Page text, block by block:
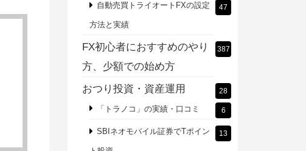
自動売買トライオートFXの設定
方法と実績
47
FX初心者におすすめのやり
方、少額での始め方
387
おつり投資・資産運用 28
「トラノコ」の実績・口コミ 6
SBIネオモバイル証券でTポイン 13